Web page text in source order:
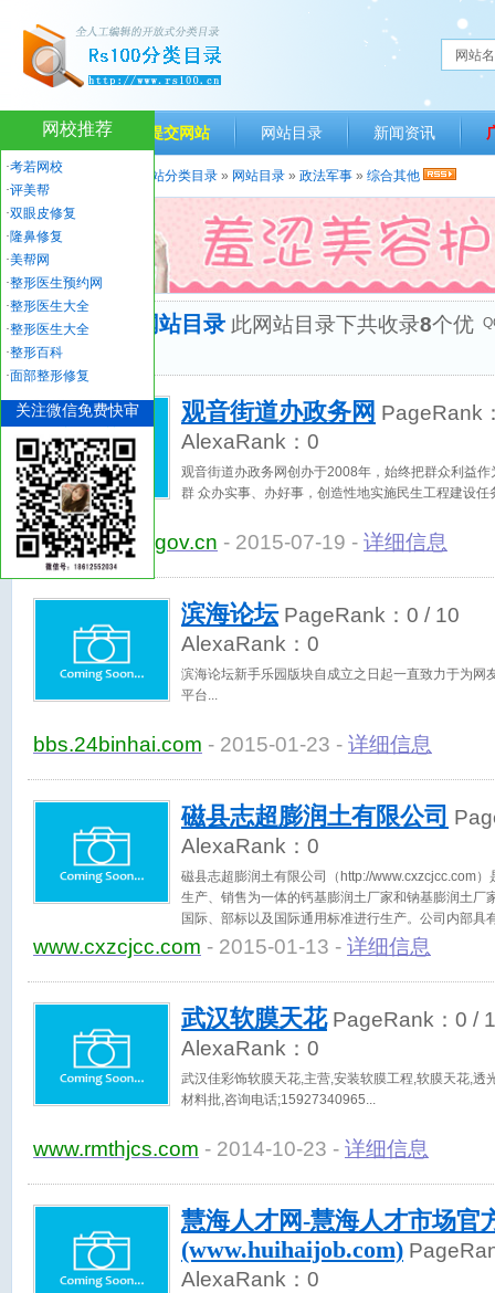
网站
网站首页 提交网站 网站目录 新闻资讯
当前位置： 人生一百网站分类目录 » 网站目录 » 政法军事 » 综合其他
“综合其他”网站目录 此网站目录下共收录8个优
秀网站
观音街道办政务网 PageRank
AlexaRank： 0
观音街道办政务网创办于2008年，始终把群众利益
群 众办实事、办好事，创造性地实施民生工程建设任
www.hbsme.gov.cn - 2015-07-19 - 详细信息
滨海论坛PageRank： 0 / 10
AlexaRank： 0
滨海论坛新手乐园版块自成立之日起一直致力于为网
平台
bbs.24binhai.com - 2015-01-23 - 详细信息
磁县志超膨润土有限公司
AlexaRank： 0
磁县志超膨润土有限公司（http://www.cxzcjcc.com
生产、销售为一体的钙基膨润土厂家和钠基膨润土厂
国际、部标以及国际通用标准进行生产。公司内部具
备，在先进的技术和雄厚的生产力下，严格执行各项
深为广大用户信赖。我公司地处107国道与315省的
有：钙基膨润土、冶金球团用钠化膨润土、铸造用钠
土、有机膨润土、里级膨润土、地质勘察探膨润土
活性白土等产品。此外我们还根据用户要求生产特殊
www.cxzcjcc.com - 2015-01-13 - 详细信息
武汉软膜天花PageRank： 0 /
AlexaRank： 0
武汉佳彩饰软膜天花,主营,安装软膜工程,软膜天花,透
材料批,咨询电话;15927340965
www.rmthjcs.com - 2014-10-23 - 详细信息
慧海人才网-慧海人才市场官
(www.huihaijob.com)
AlexaRank： 0
网校推荐
·考若网校
·评美帮
·双眼皮修复
·隆鼻修复
·美帮网
·整形医生预约网
·整形医生大全
·整形医生大全
·整形百科
·面部整形修复
关注微信免费快审